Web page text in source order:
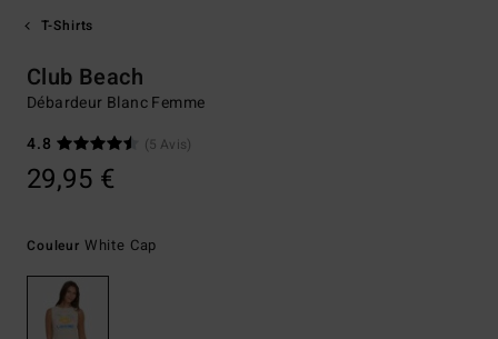
T-Shirts
Club Beach
Débardeur Blanc Femme
4.8
(5 Avis)
29,95 €
Couleur White Cap